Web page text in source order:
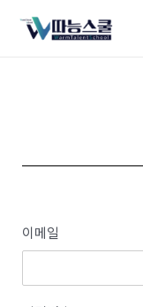
이메일